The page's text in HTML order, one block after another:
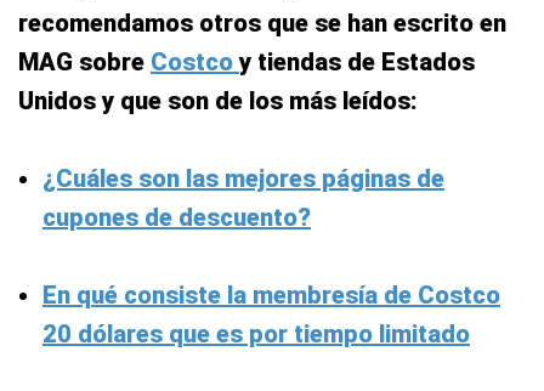
recomendamos otros que se han escrito en
MAG sobre Costcoy tiendas de Estados
Unidos y que son de los más leídos:
¿Cuáles son las mejores páginas de
cupones de descuento?
En qué consiste la membresía de Costco
20 dólares que es por tiempo limitado